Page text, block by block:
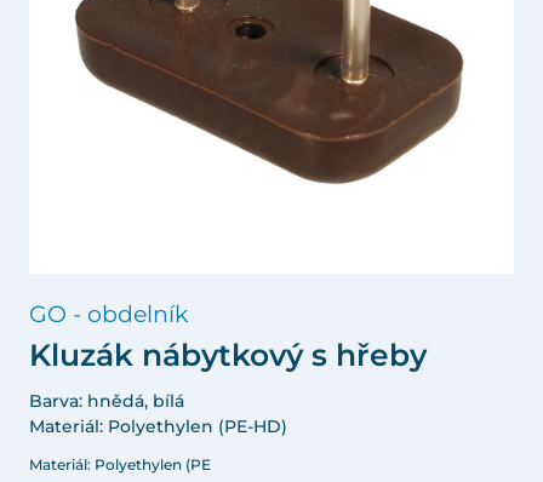
GO - obdelník
Kluzák nábytkový s hřeby
Barva: hnědá, bílá
Materiál: Polyethylen (PE-HD)
Materiál: Polyethylen (PE